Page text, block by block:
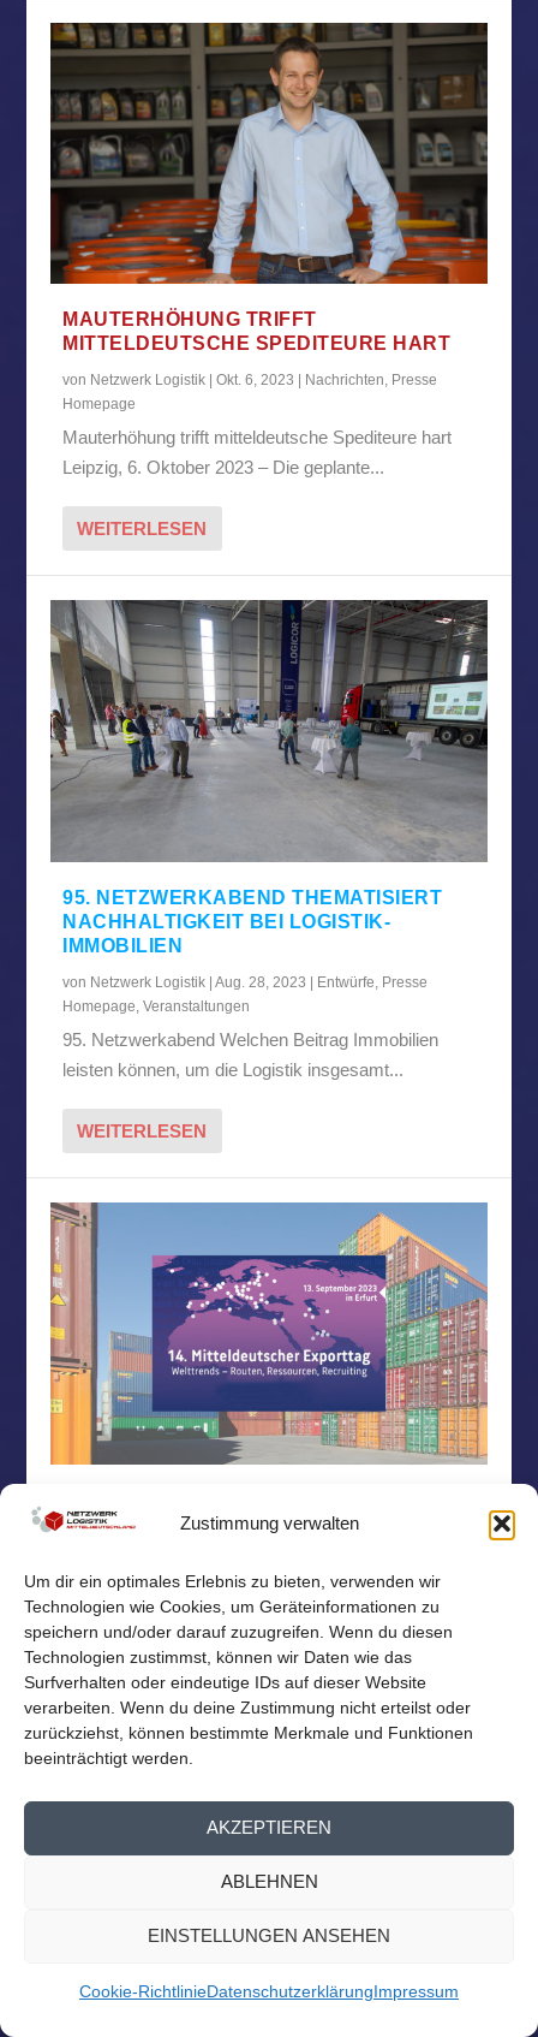
Zustimmung verwalten
Um dir ein optimales Erlebnis zu bieten, verwenden wir
Technologien wie Cookies, um Geräteinformationen zu
speichern und/oder darauf zuzugreifen. Wenn du diesen
Technologien zustimmst, können wir Daten wie das
Surfverhalten oder eindeutige IDs auf dieser Website
verarbeiten. Wenn du deine Zustimmung nicht erteilst oder
zurückziehst, können bestimmte Merkmale und Funktionen
beeinträchtigt werden.
AKZEPTIEREN
ABLEHNEN
EINSTELLUNGEN ANSEHEN
Cookie-RichtlinieDatenschutzerklärungImpressum
MAUTERHÖHUNG TRIFFT
MITTELDEUTSCHE SPEDITEURE HART
von Netzwerk Logistik |Okt. 6, 2023 Nachrichten, Presse
Homepage
Mauterhöhung trifft mitteldeutsche Spediteure hart
Leipzig, 6. Oktober 2023 – Die geplante...
WEITERLESEN
95. NETZWERKABEND THEMATISIERT
NACHHALTIGKEIT BEI LOGISTIK-
IMMOBILIEN
von Netzwerk Logistik |Aug. 28, 2023 Entwürfe, Presse
Homepage,Veranstaltungen
95. Netzwerkabend Welchen Beitrag Immobilien
leisten können, um die Logistik insgesamt...
WEITERLESEN
MITTELDEUTSCHEN EXPORTTAG
Homepage
Logistiknetzwerk beim Mitteldeutschen Exporttag Am
13. September findet der 14. Mitteldeutsche...
WEITERLESEN